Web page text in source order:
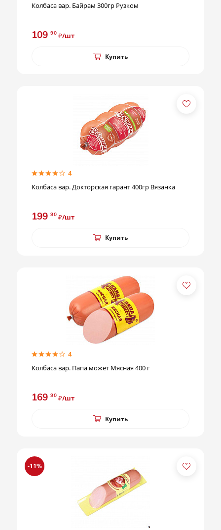
Колбаса вар. Байрам 300гр Рузком
109 90 ₽/шт
Купить
4
Колбаса вар. Докторская гарант 400гр Вязанка
199 90 ₽/шт
Купить
4
Колбаса вар. Папа может Мясная 400 г
169 90 ₽/шт
Купить
-11%